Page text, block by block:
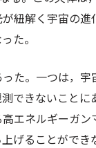
紐解く宇宙の
た。
た。一つは，
できないことに
エネルギーガ
げることができ